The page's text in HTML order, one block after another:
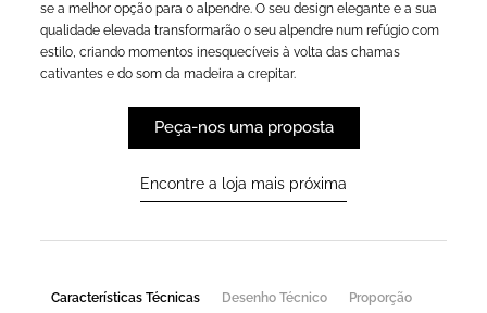
se a melhor opção para o alpendre. O seu design elegante e a sua
qualidade elevada transformarão o seu alpendre num refúgio com
estilo, criando momentos inesquecíveis à volta das chamas
cativantes e do som da madeira a crepitar.
Peça-nos uma proposta
Encontre a loja mais próxima
Características Técnicas Desenho Técnico Proporção